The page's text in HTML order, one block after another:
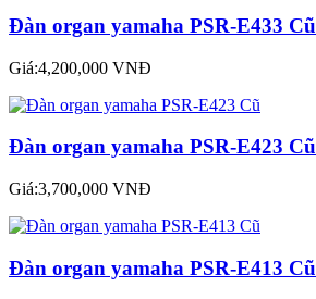
Đàn organ yamaha PSR-E433 Cũ
Giá:4,200,000 VNĐ
Đàn organ yamaha PSR-E423 Cũ
Giá:3,700,000 VNĐ
Đàn organ yamaha PSR-E413 Cũ